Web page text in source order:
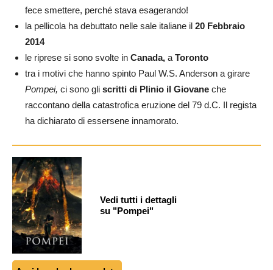
fece smettere, perché stava esagerando!
la pellicola ha debuttato nelle sale italiane il 20 Febbraio
2014
le riprese si sono svolte in Canada, a Toronto
tra i motivi che hanno spinto Paul W.S. Anderson a girare
Pompei, ci sono gli scritti di Plinio il Giovane che
raccontano della catastrofica eruzione del 79 d.C. Il regista
ha dichiarato di essersene innamorato.
Vedi tutti i dettagli
su "Pompei"